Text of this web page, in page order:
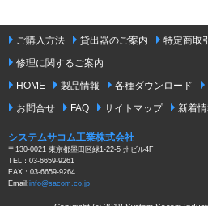
ご購入方法 貸出器のご案内
特定商取
修理に関するご案内
HOME
製品情報 各種ダウンロード
お問合せ
FAQ サイトマップ 新着
システムサコム工業株式会社
〒130-0021 東京都墨田区緑1-22-5 州ビル4F
TEL：03-6659-9261
FAX：03-6659-9264
Email:info@sacom.co.jp